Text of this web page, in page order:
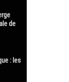
de
: les